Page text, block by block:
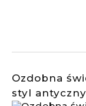
Ozdobna
styl